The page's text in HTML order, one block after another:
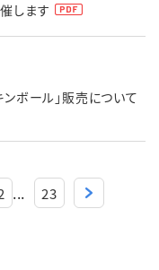
します
ボール」販売について
... 23